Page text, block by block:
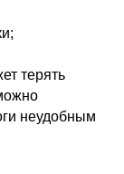
терять
неудобным